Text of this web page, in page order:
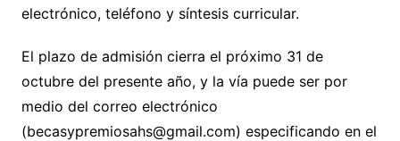
electrónico, teléfono y síntesis curricular.
El plazo de admisión cierra el próximo 31 de
octubre del presente año, y la vía puede ser por
medio del correo electrónico
(becasypremiosahs@gmail.com) especificando en el